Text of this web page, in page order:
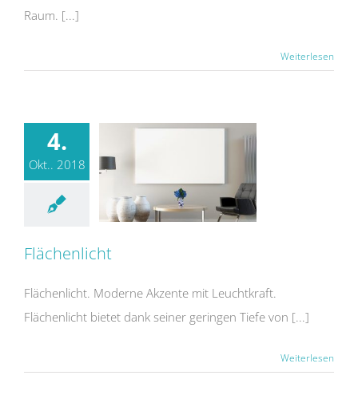
Raum. [...]
Weiterlesen
4.
Okt.. 2018
Flächenlicht
Flächenlicht. Moderne Akzente mit Leuchtkraft.
Flächenlicht bietet dank seiner geringen Tiefe von [...]
Weiterlesen